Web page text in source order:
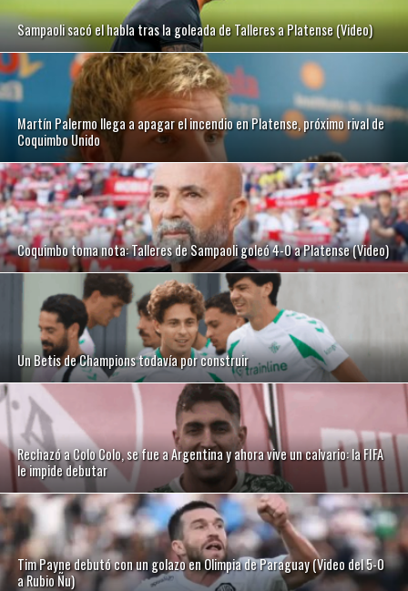
Sampaoli sacó el habla tras la goleada de Talleres a Platense (Video)
Martín Palermo llega a apagar el incendio en Platense, próximo rival de
Coquimbo Unido
Coquimbo toma nota: Talleres de Sampaoli goleó 4-0 a Platense (Video)
Un Betis de Champions todavía por construir
Rechazó a Colo Colo, se fue a Argentina y ahora vive un calvario: la FIFA
le impide debutar
Tim Payne debutó con un golazo en Olimpia de Paraguay (Video del 5-0
a Rubio Ñu)